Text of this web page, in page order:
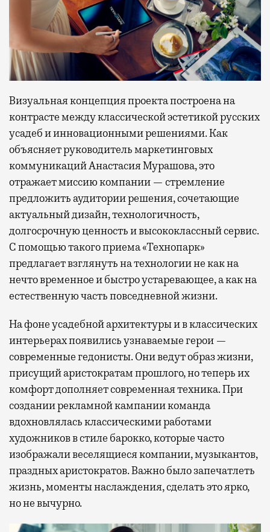
Визуальная концепция проекта построена на
контрасте между классической эстетикой русских
усадеб и инновационными решениями. Как
объясняет руководитель маркетинговых
коммуникаций Анастасия Мурашова, это
отражает миссию компании — стремление
предложить аудитории решения, сочетающие
актуальный дизайн, технологичность,
долгосрочную ценность и высококлассный сервис.
С помощью такого приема «Технопарк»
предлагает взглянуть на технологии не как на
нечто временное и быстро устаревающее, а как на
естественную часть повседневной жизни.
На фоне усадебной архитектуры и в классических
интерьерах появились узнаваемые герои —
современные гедонисты. Они ведут образ жизни,
присущий аристократам прошлого, но теперь их
комфорт дополняет современная техника. При
создании рекламной кампании команда
вдохновлялась классическими работами
художников в стиле барокко, которые часто
изображали веселящиеся компании, музыкантов,
праздных аристократов. Важно было запечатлеть
жизнь, моменты наслаждения, сделать это ярко,
но не вычурно.